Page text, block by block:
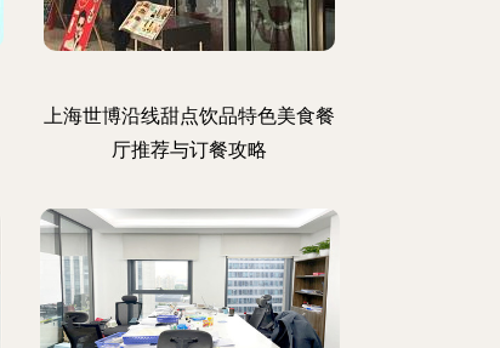
上海世博沿线甜点饮品特色美食餐
厅推荐与订餐攻略